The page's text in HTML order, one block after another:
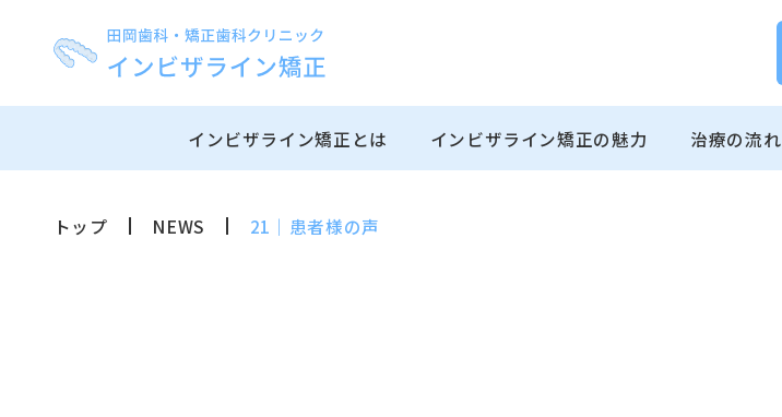
インビザライン矯正とは インビザライン矯正の魅力 治療の流れ
トップ NEWS 21｜患者様の声